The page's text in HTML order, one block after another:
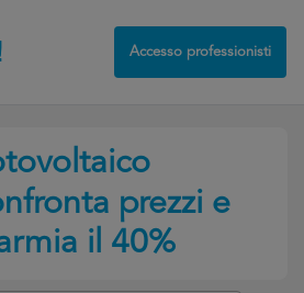
Accesso professionisti
prezzi e
il 40%